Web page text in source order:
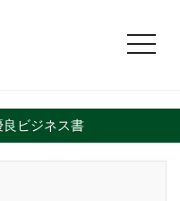
ビジネス書